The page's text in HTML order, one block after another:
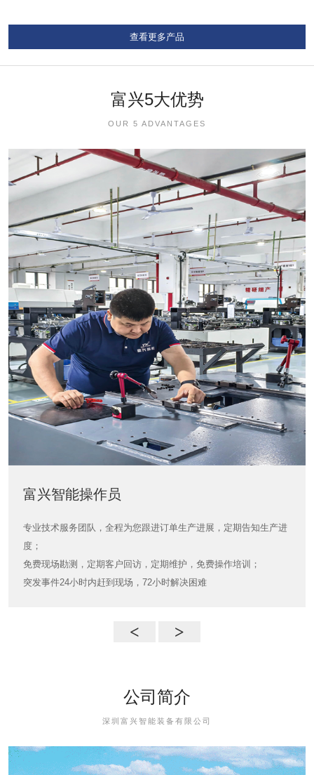
查看更多产品
富兴5大优势
OUR 5 ADVANTAGES
富兴智能操作员
专业技术服务团队，全程为您跟进订单生产进展，定期告知生产进
度；
免费现场勘测，定期客户回访，定期维护，免费操作培训；
突发事件24小时内赶到现场，72小时解决困难
< >
公司简介
深圳富兴智能装备有限公司